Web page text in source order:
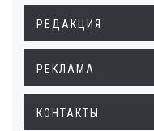
РЕДАКЦИЯ
РЕКЛАМА
КОНТАКТЫ